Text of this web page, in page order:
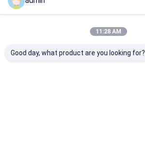
Lingotto del metallo del magnesio
11:28 AM
Good day, what product are you looking for?